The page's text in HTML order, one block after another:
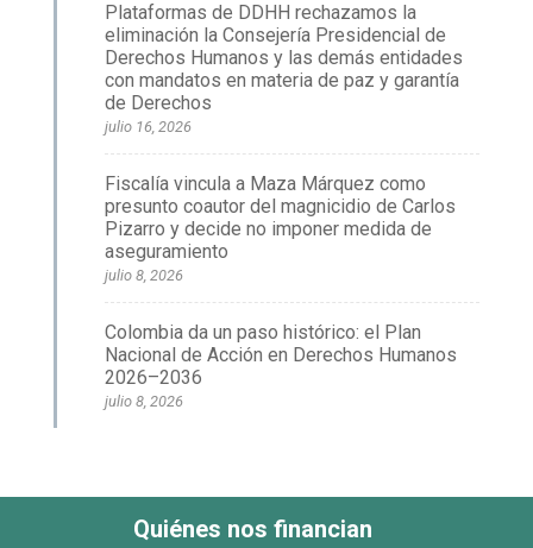
Plataformas de DDHH rechazamos la
eliminación la Consejería Presidencial de
Derechos Humanos y las demás entidades
con mandatos en materia de paz y garantía
de Derechos
julio 16, 2026
Fiscalía vincula a Maza Márquez como
presunto coautor del magnicidio de Carlos
Pizarro y decide no imponer medida de
aseguramiento
julio 8, 2026
Colombia da un paso histórico: el Plan
Nacional de Acción en Derechos Humanos
2026–2036
julio 8, 2026
Quiénes nos financian